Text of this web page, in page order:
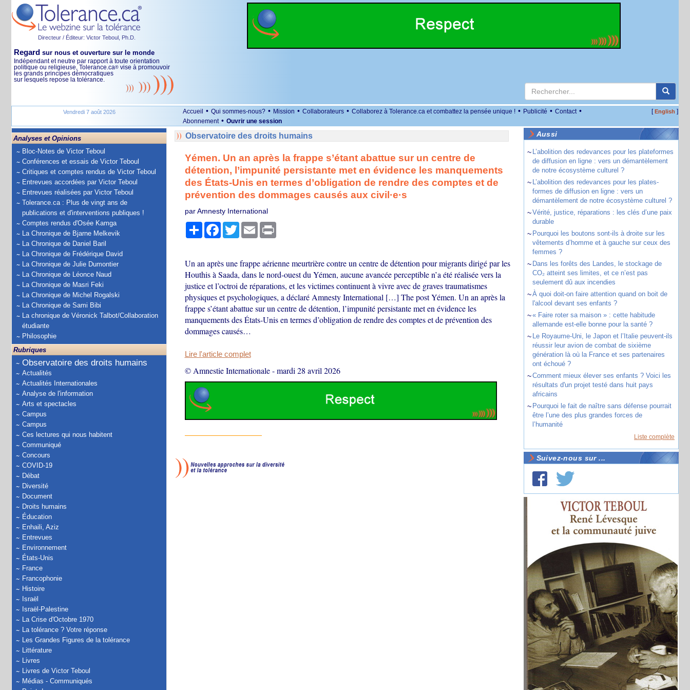
Directeur / Éditeur: Victor Teboul, Ph.D.
Regard sur nous et ouverture sur le monde
Indépendant et neutre par rapport à toute orientation
politique ou religieuse, Tolerance.ca® vise à promouvoir
les grands principes démocratiques
sur lesquels repose la tolérance.
Vendredi 7 août 2026 Accueil • Qui sommes-nous? • Mission • Collaborateurs • Collaborez à Tolerance.ca et combattez la pensée unique ! • Publicité • Contact •
Abonnement • Ouvrir une session
[English ]
Analyses et Opinions
Bloc-Notes de Victor Teboul
Conférences et essais de Victor Teboul
Critiques et comptes rendus de Victor Teboul
Entrevues accordées par Victor Teboul
Entrevues réalisées par Victor Teboul
Tolerance.ca : Plus de vingt ans de
publications et d'interventions publiques !
Comptes rendus d'Osée Kamga
La Chronique de Bjarne Melkevik
La Chronique de Daniel Baril
La Chronique de Frédérique David
La Chronique de Julie Dumontier
La Chronique de Léonce Naud
La Chronique de Masri Feki
La Chronique de Michel Rogalski
La Chronique de Sami Bibi
La chronique de Véronick Talbot/Collaboration
étudiante
Philosophie
Rubriques
Observatoire des droits humains
Actualités
Actualités Internationales
Analyse de l'information
Arts et spectacles
Campus
Campus
Ces lectures qui nous habitent
Communiqué
Concours
COVID-19
Débat
Diversité
Document
Droits humains
Éducation
Enhaili, Aziz
Entrevues
Environnement
États-Unis
France
Francophonie
Histoire
Israël
Israël-Palestine
La Crise d'Octobre 1970
La tolérance ? Votre réponse
Les Grandes Figures de la tolérance
Littérature
Livres
Livres de Victor Teboul
Médias - Communiqués
Observatoire des droits humains
Yémen. Un an après la frappe s’étant abattue sur un centre de
détention, l’impunité persistante met en évidence les manquements
des États-Unis en termes d’obligation de rendre des comptes et de
prévention des dommages causés aux civil·e·s
par Amnesty International
PartagerFacebook
TwitterEmail Print
Un an après une frappe aérienne meurtrière contre un centre de détention pour migrants dirigé par les
Houthis à Saada, dans le nord-ouest du Yémen, aucune avancée perceptible n’a été réalisée vers la
justice et l’octroi de réparations, et les victimes continuent à vivre avec de graves traumatismes
physiques et psychologiques, a déclaré Amnesty International […] The post Yémen. Un an après la
frappe s’étant abattue sur un centre de détention, l’impunité persistante met en évidence les
manquements des États-Unis en termes d’obligation de rendre des comptes et de prévention des
dommages causés…
Lire l'article complet
© Amnestie Internationale-mardi 28 avril 2026
Aussi
~ L’abolition des redevances pour les plateformes
de diffusion en ligne : vers un démantèlement
de notre écosystème culturel ?
~ L’abolition des redevances pour les plates-
formes de diffusion en ligne : vers un
démantèlement de notre écosystème culturel ?
~Vérité, justice, réparations : les clés d’une paix
durable
~ Pourquoi les boutons sont-ils à droite sur les
vêtements d’homme et à gauche sur ceux des
femmes ?
~ Dans les forêts des Landes, le stockage de
CO₂ atteint ses limites, et ce n’est pas
seulement dû aux incendies
~À quoi doit-on faire attention quand on boit de
l'alcool devant ses enfants ?
~« Faire roter sa maison » : cette habitude
allemande est-elle bonne pour la santé ?
~ Le Royaume-Uni, le Japon et l’Italie peuvent-ils
réussir leur avion de combat de sixième
génération là où la France et ses partenaires
ont échoué ?
~Comment mieux élever ses enfants ? Voici les
résultats d'un projet testé dans huit pays
africains
~ Pourquoi le fait de naître sans défense pourrait
être l’une des plus grandes forces de
l’humanité
Liste complète
Suivez-nous sur ...